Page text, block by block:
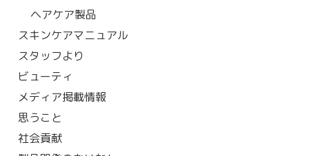
ヘアケア製品
スキンケアマニュアル
スタッフより
ビューティ
メディア掲載情報
思うこと
社会貢献